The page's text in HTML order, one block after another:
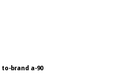
brand a-90